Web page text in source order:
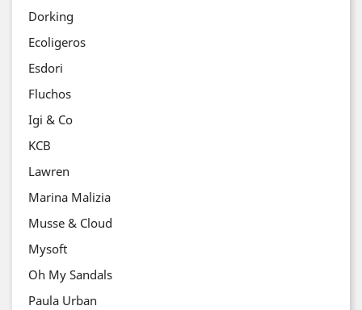
Dorking
Ecoligeros
Esdori
Fluchos
Igi & Co
KCB
Lawren
Marina Malizia
Musse & Cloud
Mysoft
Oh My Sandals
Paula Urban